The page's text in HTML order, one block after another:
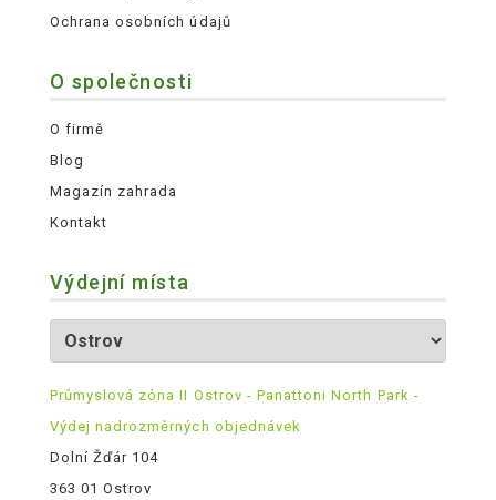
Ochrana osobních údajů
O společnosti
O firmě
Blog
Magazín zahrada
Kontakt
Výdejní místa
Průmyslová zóna II Ostrov - Panattoni North Park -
Výdej nadrozměrných objednávek
Dolní Žďár 104
363 01 Ostrov